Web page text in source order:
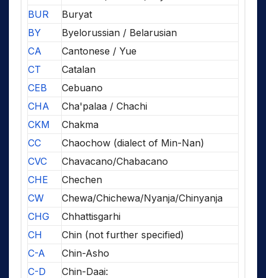
BUR
Buryat
BY
Byelorussian / Belarusian
CA
Cantonese / Yue
CT
Catalan
CEB
Cebuano
CHA
Cha'palaa / Chachi
CKM
Chakma
CC
Chaochow (dialect of Min-Nan)
CVC
Chavacano/Chabacano
CHE
Chechen
CW
Chewa/Chichewa/Nyanja/Chinyanja
CHG
Chhattisgarhi
CH
Chin (not further specified)
C-A
Chin-Asho
C-D
Chin-Daai: